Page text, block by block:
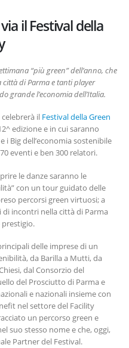
il Festival della
“più green” dell’anno, che
di Parma e tanti player
grande l’economia dell’Italia.
il Festival della Green
edizione e in cui saranno
i Big dell’economia sostenibile
eventi e ben 300 relatori.
le danze saranno le
con un tour guidato delle
percorsi green virtuosi; a
di incontri nella città di Parma
delle imprese di un
da Barilla a Mutti, da
dal Consorzio del
del Prosciutto di Parma e
e nazionali insieme con
nel settore del Facility
un percorso green e
suo stesso nome e che, oggi,
Partner del Festival.